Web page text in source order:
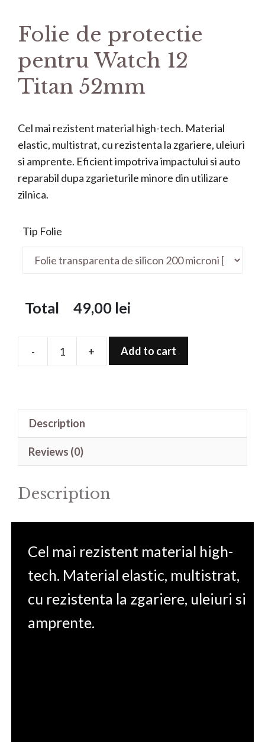
Folie de protectie
pentru Watch 12
Titan 52mm
Cel mai rezistent material high-tech. Material
elastic, multistrat, cu rezistenta la zgariere, uleiuri
si amprente. Eficient impotriva impactului si auto
reparabil dupa zgarieturile minore din utilizare
zilnica.
Tip Folie
Total 49,00 lei
-
Folie
quantity
+ Add to cart
Description
Reviews (0)
Description
Cel mai rezistent material high-
tech. Material elastic, multistrat,
cu rezistenta la zgariere, uleiuri si
amprente.